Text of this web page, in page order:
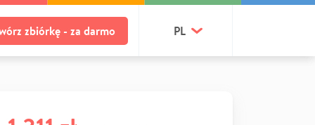
zbiórkę - za darmo PL